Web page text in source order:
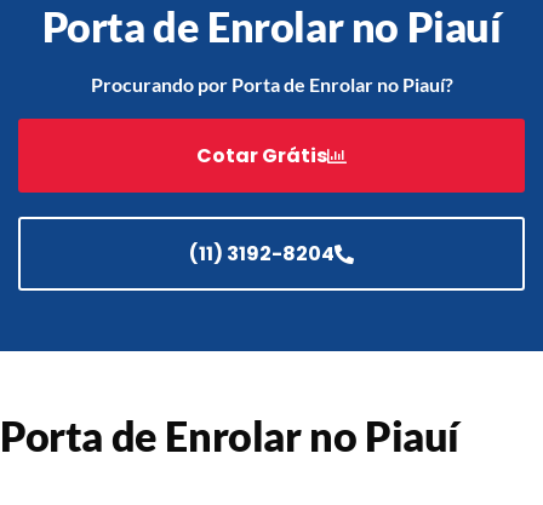
Portão de Garagem de
Portão de Garagem de
Aldeia – RJ
Enrolar em São João de
Portão de Garagem de
Porta de Enrolar no Piauí
Procurando por Porta de Enrolar no Piauí?
Cotar Grátis
(11) 3192-8204
Porta de Enrolar no Piauí